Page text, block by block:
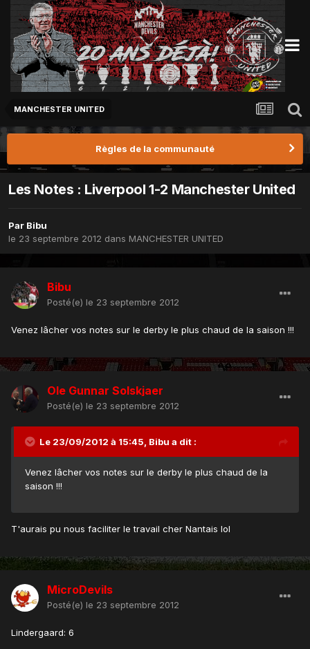
MANCHESTER UNITED
Règles de la communauté
Les Notes : Liverpool 1-2 Manchester United
Par Bibu
le 23 septembre 2012 dans MANCHESTER UNITED
Bibu
Posté(e) le 23 septembre 2012
Venez lâcher vos notes sur le derby le plus chaud de la saison !!!
Ole Gunnar Solskjaer
Posté(e) le 23 septembre 2012
Le 23/09/2012 à 15:45, Bibu a dit :
Venez lâcher vos notes sur le derby le plus chaud de la
saison !!!
T'aurais pu nous faciliter le travail cher Nantais lol
MicroDevils
Posté(e) le 23 septembre 2012
Lindergaard: 6